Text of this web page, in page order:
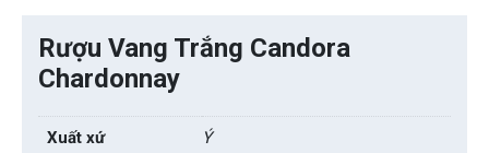
Rượu Vang Trắng Candora
Chardonnay
Xuất xứ Ý